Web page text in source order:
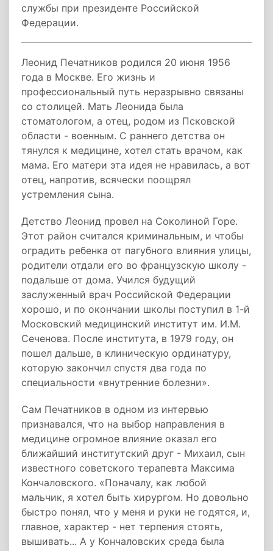
службы при президенте Российской
Федерации.
Леонид Печатников родился 20 июня 1956
года в Москве. Его жизнь и
профессиональный путь неразрывно связаны
со столицей. Мать Леонида была
стоматологом, а отец, родом из Псковской
области - военным. С раннего детства он
тянулся к медицине, хотел стать врачом, как
мама. Его матери эта идея не нравилась, а вот
отец, напротив, всячески поощрял
устремления сына.
Детство Леонид провел на Соколиной Горе.
Этот район считался криминальным, и чтобы
оградить ребенка от пагубного влияния улицы,
родители отдали его во французскую школу -
подальше от дома. Учился будущий
заслуженный врач Российской Федерации
хорошо, и по окончании школы поступил в 1-й
Московский медицинский институт им. И.М.
Сеченова. После института, в 1979 году, он
пошел дальше, в клиническую ординатуру,
которую закончил спустя два года по
специальности «внутренние болезни».
Сам Печатников в одном из интервью
признавался, что на выбор направления в
медицине огромное влияние оказал его
ближайший институтский друг - Михаил, сын
известного советского терапевта Максима
Кончаловского. «Поначалу, как любой
мальчик, я хотел быть хирургом. Но довольно
быстро понял, что у меня и руки не годятся, и,
главное, характер - нет терпения стоять,
вышивать... А у Кончаловских среда была